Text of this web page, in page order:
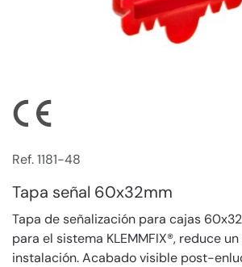
Ref. 1181-48
Tapa señal 60x32mm
Tapa de señalización para cajas
para el sistema KLEMMFIX®, reduce
instalación. Acabado visible post-